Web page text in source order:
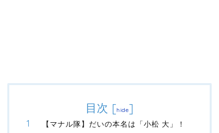
目次 [hide]
【マナル隊】だいの本名は「小松 大」！